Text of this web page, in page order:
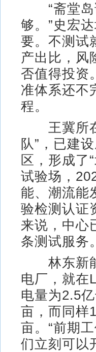
“斋堂岛
够。”史宏
要。不测试
产出比，风
否值得投资
准体系还不
程。
王冀所在
队”，已建
区，形成了
试验场，
能、潮流能
验检测认证
来说，中心
条测试服务。
林东新能
电厂，就在
电量为2.5
亩，而同样
亩。“前期
们立刻可以